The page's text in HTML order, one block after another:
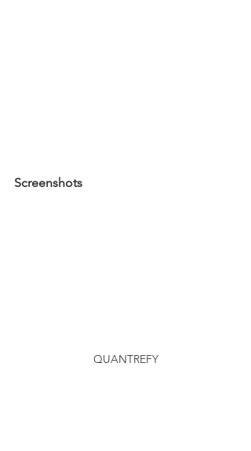
Screenshots
QUANTREFY